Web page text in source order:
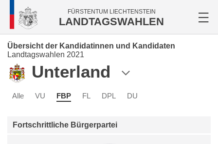
FÜRSTENTUM LIECHTENSTEIN
LANDTAGSWAHLEN
Übersicht der Kandidatinnen und Kandidaten
Landtagswahlen 2021
Unterland
Alle VU FBP FL DPL DU
Fortschrittliche Bürgerpartei